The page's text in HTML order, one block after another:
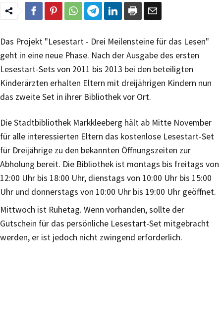
Das Projekt "Lesestart - Drei Meilensteine für das Lesen"
geht in eine neue Phase. Nach der Ausgabe des ersten
Lesestart-Sets von 2011 bis 2013 bei den beteiligten
Kinderärzten erhalten Eltern mit dreijährigen Kindern nun
das zweite Set in ihrer Bibliothek vor Ort.
Die Stadtbibliothek Markkleeberg hält ab Mitte November
für alle interessierten Eltern das kostenlose Lesestart-Set
für Dreijährige zu den bekannten Öffnungszeiten zur
Abholung bereit. Die Bibliothek ist montags bis freitags von
12:00 Uhr bis 18:00 Uhr, dienstags von 10:00 Uhr bis 15:00
Uhr und donnerstags von 10:00 Uhr bis 19:00 Uhr geöffnet.
Mittwoch ist Ruhetag. Wenn vorhanden, sollte der
Gutschein für das persönliche Lesestart-Set mitgebracht
werden, er ist jedoch nicht zwingend erforderlich.